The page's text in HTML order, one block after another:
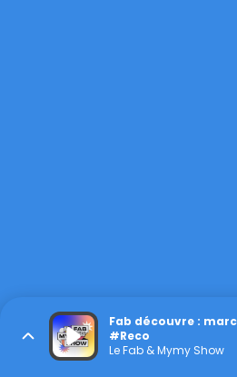
Fab découvre :
#Reco
Le Fab & Mymy Show